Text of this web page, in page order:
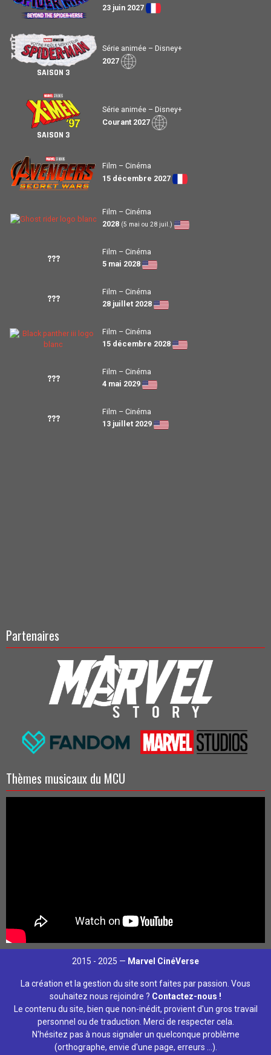
23 juin 2027
SAISON 3
Série animée – Disney+
2027
SAISON 3
Série animée – Disney+
Courant 2027
Film – Cinéma
15 décembre 2027
Film – Cinéma
2028 (5 mai ou 28 juil.)
???
Film – Cinéma
5 mai 2028
???
Film – Cinéma
28 juillet 2028
Film – Cinéma
15 décembre 2028
???
Film – Cinéma
4 mai 2029
???
Film – Cinéma
13 juillet 2029
Partenaires
Thèmes musicaux du MCU
2015 - 2025 — Marvel CinéVerse
La création et la gestion du site sont faites par passion. Vous
souhaitez nous rejoindre ? Contactez-nous !
Le contenu du site, bien que non-inédit, provient d'un gros travail
personnel ou de traduction. Merci de respecter cela.
N'hésitez pas à nous signaler un quelconque problème
(orthographe, envie d'une page, erreurs ...).